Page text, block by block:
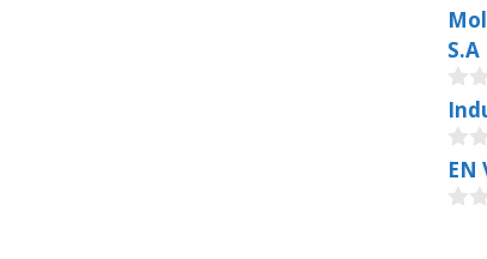
S.A
0
o
u
t
o
f
0
o
u
EN